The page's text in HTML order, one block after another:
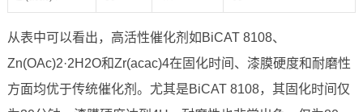
从表中可以看出，高活性催化剂如BiCAT 8108、
Zn(OAc)2·2H2O和Zr(acac)4在固化时间、漆膜硬度和耐磨性
方面均优于传统催化剂。尤其是BiCAT 8108，其固化时间仅